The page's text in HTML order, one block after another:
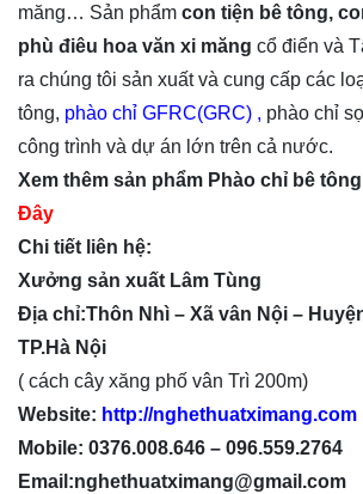
măng… Sản phẩm con tiện bê tông,
phù điêu hoa văn xi măng cổ điển và
ra chúng tôi sản xuất và cung cấp các
tông, phào chỉ GFRC(GRC) , phào chỉ
công trình và dự án lớn trên cả nước.
Xem thêm sản phẩm Phào chỉ bê tông
Đây
Chi tiết liên hệ:
Xưởng sản xuất Lâm Tùng
Địa chỉ:Thôn Nhì – Xã vân Nội –
TP.Hà Nội
( cách cây xăng phố vân Trì 200m)
Website: http://nghethuatximang.com
Mobile: 0376.008.646 – 096.559.2764
Email:nghethuatximang@gmail.com